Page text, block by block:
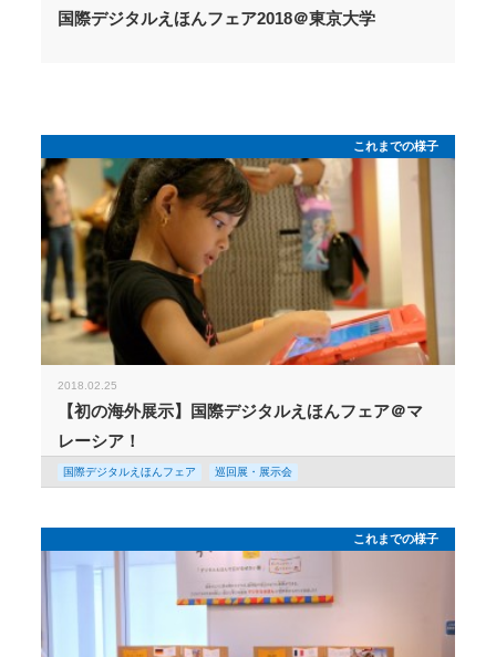
国際デジタルえほんフェア2018＠東京大学
これまでの様子
2018.02.25
【初の海外展示】国際デジタルえほんフェア＠マ
レーシア！
国際デジタルえほんフェア 巡回展・展示会
これまでの様子